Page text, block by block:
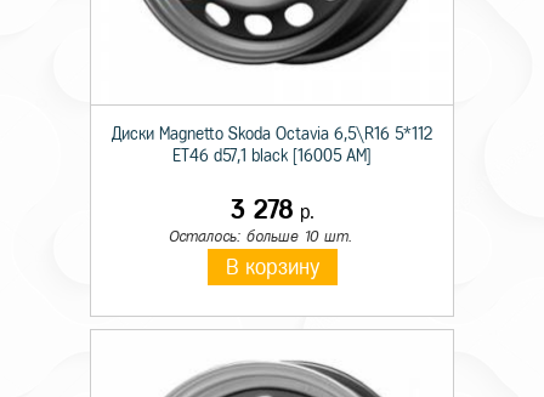
Диски Magnetto Skoda Octavia 6,5\R16 5*112
ET46 d57,1 black [16005 AM]
3 278 р.
Осталось: больше 10 шт.
В корзину